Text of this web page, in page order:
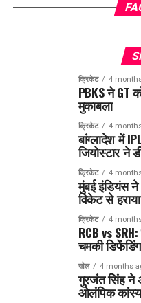
क्रिकेट 4
PBKS ने GT
मुकाबला
क्रिकेट 4
बांग्लादेश में
जियोस्टार ने
क्रिकेट 4
मुंबई इंडियंस
विकेट से हराया
क्रिकेट 4
RCB vs
चमकी
खेल 4 months
गुरजंत सिंह ने
ओलंपिक कांस्य